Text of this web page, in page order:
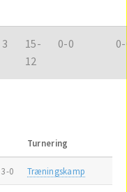
3
15-
12
0-0
Turnering
3-0 Træningskamp